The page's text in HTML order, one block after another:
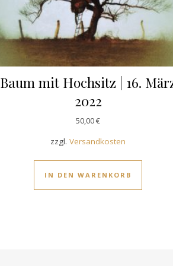
Baum mit Hochsitz | 16.
2022
50,00€
zzgl.Versandkosten
IN DEN WARENKORB